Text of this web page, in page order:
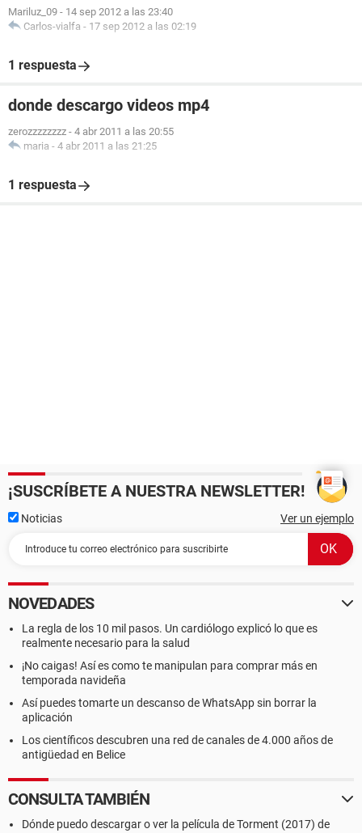
Mariluz_09 - 14 sep 2012 a las 23:40
Carlos-vialfa - 17 sep 2012 a las 02:19
1 respuesta
donde descargo videos mp4
zerozzzzzzzz - 4 abr 2011 a las 20:55
maria - 4 abr 2011 a las 21:25
1 respuesta
¡SUSCRÍBETE A NUESTRA NEWSLETTER!
Noticias Ver un ejemplo
NOVEDADES
La regla de los 10 mil pasos. Un cardiólogo explicó lo que es
realmente necesario para la salud
¡No caigas! Así es como te manipulan para comprar más en
temporada navideña
Así puedes tomarte un descanso de WhatsApp sin borrar la
aplicación
Los científicos descubren una red de canales de 4.000 años de
antigüedad en Belice
CONSULTA TAMBIÉN
Dónde puedo descargar o ver la película de Torment (2017) de